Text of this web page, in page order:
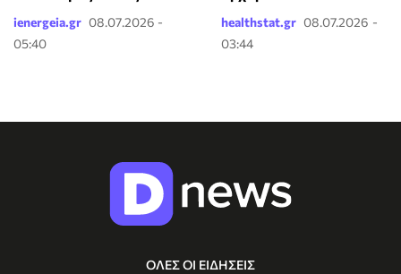
ienergeia.gr 08.07.2026 -
05:40
healthstat.gr 08.07.2026 -
03:44
ΟΛΕΣ ΟΙ ΕΙΔΗΣΕΙΣ